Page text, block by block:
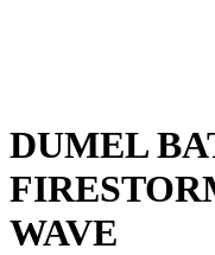
DUMEL
WAVE